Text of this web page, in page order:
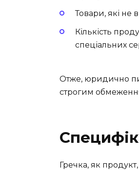
Товари, які не
Кількість
спеціальних
Отже, юридично
строгим
Гречка, як